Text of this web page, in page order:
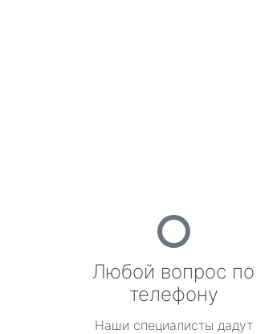
Любой вопрос по
телефону
Наши специалисты дадут